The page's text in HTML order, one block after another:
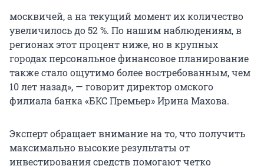
москвичей, а на текущий момент их количество
увеличилось до 52 %. По нашим наблюдениям, в
регионах этот процент ниже, но в крупных
городах персональное финансовое планирование
также стало ощутимо более востребованным, чем
10 лет назад», — говорит директор омского
филиала банка «БКС Премьер» Ирина Махова.
Эксперт обращает внимание на то, что получить
максимально высокие результаты от
инвестирования средств помогают четко